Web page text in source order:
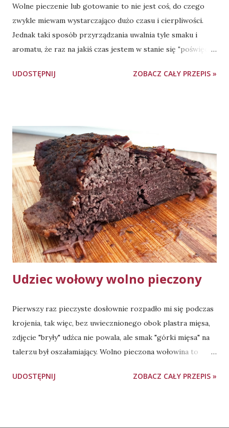
Wolne pieczenie lub gotowanie to nie jest coś, do czego
zwykle miewam wystarczająco dużo czasu i cierpliwości.
Jednak taki sposób przyrządzania uwalnia tyle smaku i
aromatu, że raz na jakiś czas jestem w stanie się "poświęcić"
żeberka wieprzowe. Żeberka polecam zamarynować dzień
żeberek wieprzowych (nie trójkąty, tylko "paski" - żeberka
mięsne, im grubsze, tym lepsze) 3 łyżki oleju 5-6 łyżek
ketchupu łagodnego 2 łyżki sosu sojowego jasnego (jeśli
nie używasz w kuchni sosu sojowego, po prostu dodaj 1,5
łyżeczki soli) 1-2 łyżeczki miodu 1-2 łyżeczki musztardy
(użyłam czeskiej, jeśli preferujecie inny rodzaj - zapraszam
do eksperymentowania ze smakami ;)) 1 łyżka papryki
słodkiej 1/3 łyżeczki papryki wędzonej 2 chlusty sosu
Worcestershire (jeśli n...
UDOSTĘPNIJ ZOBACZ CAŁY PRZEPIS »
Udziec wołowy wolno pieczony
Pierwszy raz pieczyste dosłownie rozpadło mi się podczas
krojenia, tak więc, bez uwiecznionego obok plastra mięsa,
zdjęcie "bryły" udźca nie powala, ale smak "górki mięsa" na
talerzu był oszałamiający. Wolno pieczona wołowina to
repertuaru obiadowego. Czas marynowania - minimum 12
UDOSTĘPNIJ ZOBACZ CAŁY PRZEPIS »